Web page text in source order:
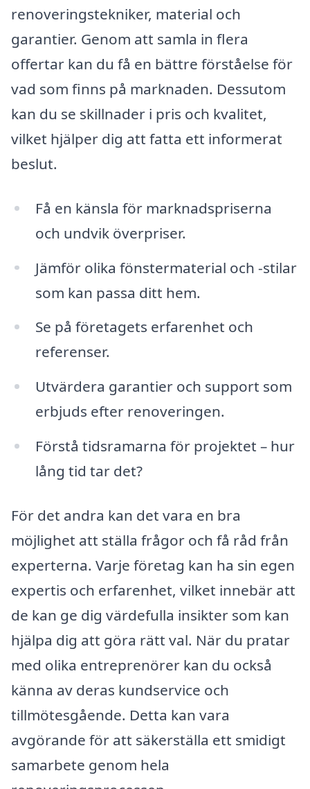
renoveringstekniker, material och
garantier. Genom att samla in flera
offertar kan du få en bättre förståelse för
vad som finns på marknaden. Dessutom
kan du se skillnader i pris och kvalitet,
vilket hjälper dig att fatta ett informerat
beslut.
Få en känsla för marknadspriserna
och undvik överpriser.
Jämför olika fönstermaterial och -stilar
som kan passa ditt hem.
Se på företagets erfarenhet och
referenser.
Utvärdera garantier och support som
erbjuds efter renoveringen.
Förstå tidsramarna för projektet – hur
lång tid tar det?
För det andra kan det vara en bra
möjlighet att ställa frågor och få råd från
experterna. Varje företag kan ha sin egen
expertis och erfarenhet, vilket innebär att
de kan ge dig värdefulla insikter som kan
hjälpa dig att göra rätt val. När du pratar
med olika entreprenörer kan du också
känna av deras kundservice och
tillmötesgående. Detta kan vara
avgörande för att säkerställa ett smidigt
samarbete genom hela